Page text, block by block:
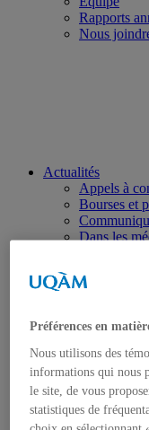
Rapports
Nous
Actualités
Appels à
Bourses et
Dans les
Activités
Archives et
Préférences en
Nous utilisons des
informations qui nous
le site, de vous
statistiques de